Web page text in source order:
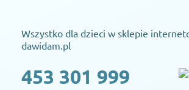
Wszystko dla dzieci w sklepie
dawidam.pl
453 301 999